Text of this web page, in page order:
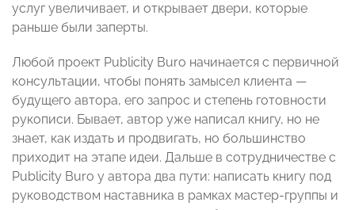
услуг увеличивает, и открывает двери, которые
раньше были заперты.
Любой проект Publicity Buro начинается с первичной
консультации, чтобы понять замысел клиента —
будущего автора, его запрос и степень готовности
рукописи. Бывает, автор уже написал книгу, но не
знает, как издать и продвигать, но большинство
приходит на этапе идеи. Дальше в сотрудничестве с
Publicity Buro у автора два пути: написать книгу под
руководством наставника в рамках мастер-группы и